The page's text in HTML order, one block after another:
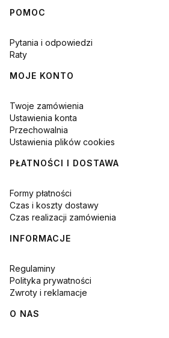
Linki w stopce
POMOC
Pytania i odpowiedzi
Raty
MOJE KONTO
Twoje zamówienia
Ustawienia konta
Przechowalnia
Ustawienia plików cookies
PŁATNOŚCI I DOSTAWA
Formy płatności
Czas i koszty dostawy
Czas realizacji zamówienia
INFORMACJE
Regulaminy
Polityka prywatności
Zwroty i reklamacje
O NAS